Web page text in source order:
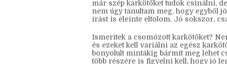
Már olvashattátok tőlem, hogy ha
már szép karkötőket tudok csinálni,
nem úgy tanultam meg, hogy egyből
írást is eleinte eltolom. Jó sokszor,